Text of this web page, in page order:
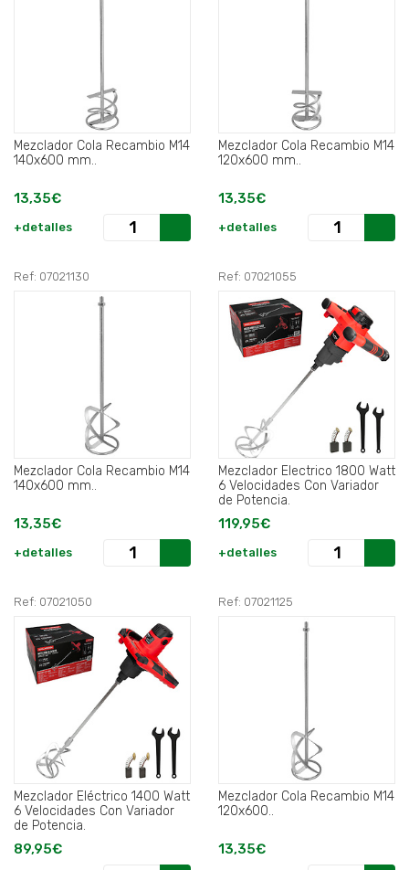
Mezclador Cola Recambio M14
140x600 mm..
13,35€
+detalles
Mezclador Cola Recambio M14
120x600 mm..
13,35€
+detalles
Ref: 07021130
Mezclador Cola Recambio M14
140x600 mm..
13,35€
+detalles
Ref: 07021055
Mezclador Electrico 1800 Watt
6 Velocidades Con Variador
de Potencia.
119,95€
+detalles
Ref: 07021050
Mezclador Eléctrico 1400 Watt
6 Velocidades Con Variador
de Potencia.
89,95€
Ref: 07021125
Mezclador Cola Recambio M14
120x600..
13,35€